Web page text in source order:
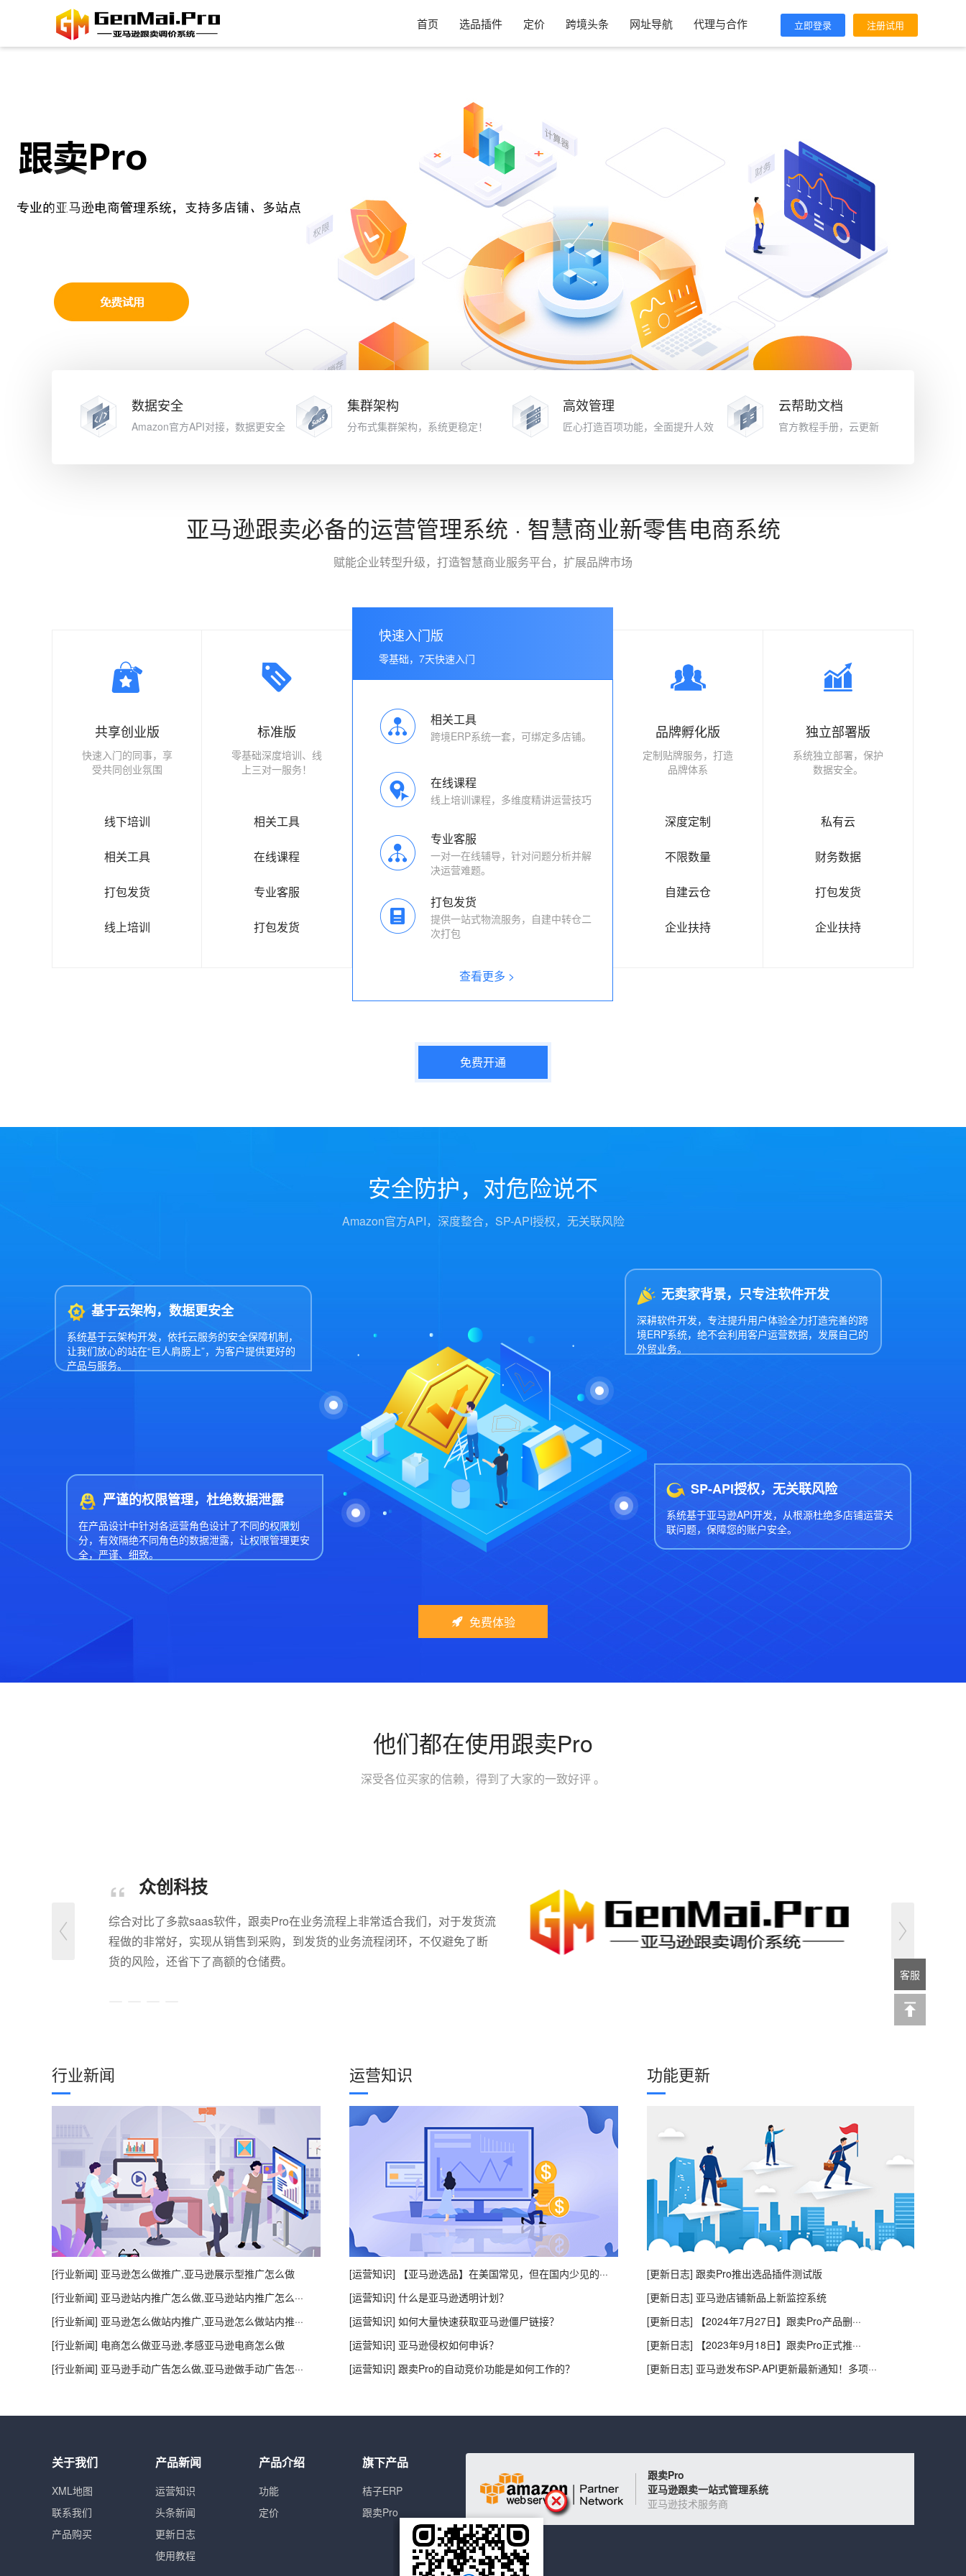
首页 选品插件 定价 跨境头条 网址导航 代理与合作 立即登录 注册试用
数据安全
Amazon官方API对接，数据更安全
集群架构
分布式集群架构，系统更稳定！
高效管理
匠心打造百项功能，全面提升人效
云帮助文档
官方教程手册，云更新
亚马逊跟卖必备的运营管理系统 · 智慧商业新零售电商系统
赋能企业转型升级，打造智慧商业服务平台，扩展品牌市场
共享创业版
快速入门的同事，享
受共同创业氛围
线下培训
相关工具
打包发货
线上培训
标准版
零基础深度培训、线
上三对一服务！
相关工具
在线课程
专业客服
打包发货
快速入门版
零基础，7天快速入门
相关工具
跨境ERP系统一套，可绑定多店铺。
在线课程
线上培训课程，多维度精讲运营技巧
专业客服
一对一在线辅导，针对问题分析并解
决运营难题。
打包发货
提供一站式物流服务，自建中转仓二
次打包
查看更多 >
品牌孵化版
定制贴牌服务，打造
品牌体系
深度定制
不限数量
自建云仓
企业扶持
独立部署版
系统独立部署，保护
数据安全。
私有云
财务数据
打包发货
企业扶持
免费开通
安全防护，对危险说不
Amazon官方API，深度整合，SP-API授权，无关联风险
基于云架构，数据更安全
系统基于云架构开发，依托云服务的安全保障机制，
让我们放心的站在“巨人肩膀上”，为客户提供更好的
产品与服务。
无卖家背景，只专注软件开发
深耕软件开发，专注提升用户体验全力打造完善的跨
境ERP系统，绝不会利用客户运营数据，发展自己的
外贸业务。
严谨的权限管理，杜绝数据泄露
在产品设计中针对各运营角色设计了不同的权限划
分，有效隔绝不同角色的数据泄露，让权限管理更安
全，严谨、细致。
SP-API授权，无关联风险
系统基于亚马逊API开发，从根源杜绝多店铺运营关
联问题，保障您的账户安全。
免费体验
他们都在使用跟卖Pro
深受各位买家的信赖，得到了大家的一致好评 。
“ 众创科技
综合对比了多款saas软件，跟卖Pro在业务流程上非常适合我们，对于发货流
程做的非常好，实现从销售到采购，到发货的业务流程闭环，不仅避免了断
货的风险，还省下了高额的仓储费。
“
最有用的是财务模块，我们可以清楚的了解多个店铺的财务状况，特别是销
售人员需要按绩效提成时，一下就可以计算出提成的绩效，跟卖Pro的功能都
很好，非常实用。
“ 优品跨境
跟卖Pro提供了亚马逊API接口，与我们的IT部门实现无缝对接，单独部署自
系统的费用。
让我们对产品和店铺有了更深层次的了解，在提高店铺运营效率的同时，也
大大节省了人力成本和时间成本。
行业新闻
[行业新闻] 亚马逊怎么做推广,亚马逊展示型推广怎么做
[行业新闻] 亚马逊站内推广怎么做,亚马逊站内推广怎么···
[行业新闻] 亚马逊怎么做站内推广,亚马逊怎么做站内推···
[行业新闻] 电商怎么做亚马逊,孝感亚马逊电商怎么做
[行业新闻] 亚马逊手动广告怎么做,亚马逊做手动广告怎···
运营知识
[运营知识] 【亚马逊选品】在美国常见，但在国内少见的···
[运营知识] 什么是亚马逊透明计划？
[运营知识] 如何大量快速获取亚马逊僵尸链接？
[运营知识] 亚马逊侵权如何申诉？
[运营知识] 跟卖Pro的自动竞价功能是如何工作的？
功能更新
[更新日志] 跟卖Pro推出选品插件测试版
[更新日志] 亚马逊店铺新品上新监控系统
[更新日志] 【2024年7月27日】跟卖Pro产品删···
[更新日志] 【2023年9月18日】跟卖Pro正式推···
[更新日志] 亚马逊发布SP-API更新最新通知！多项···
关于我们
XML地图
联系我们
产品购买
产品新闻
运营知识
头条新闻
更新日志
使用教程
产品介绍
功能
定价
旗下产品
桔子ERP
跟卖Pro
跟卖Pro
亚马逊跟卖一站式管理系统
亚马逊技术服务商
客服